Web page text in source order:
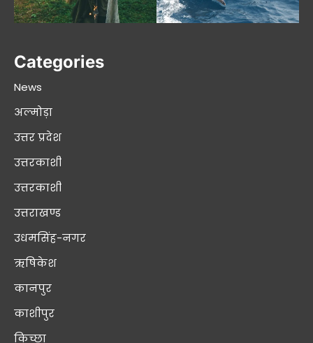
Categories
News
अल्मोड़ा
उत्तर प्रदेश
उत्तरकाशी
उत्तरकाशी
उत्तराखण्ड
उधमसिंह-नगर
ऋषिकेश
कानपुर
काशीपुर
किच्छा